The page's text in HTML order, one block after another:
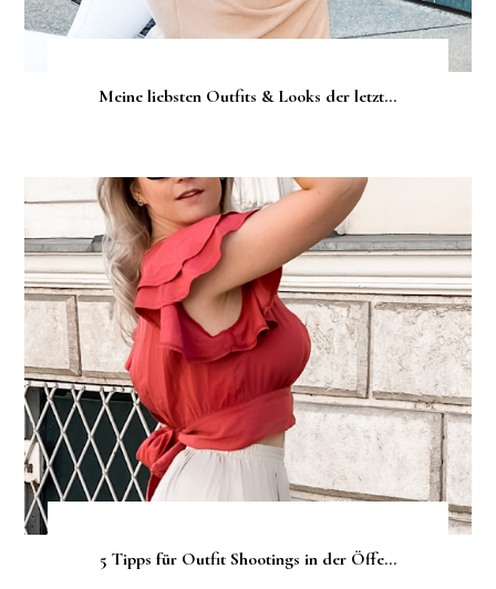
Meine liebsten Outfits & Looks der letzt...
5 Tipps für Outfit Shootings in der Öffe...